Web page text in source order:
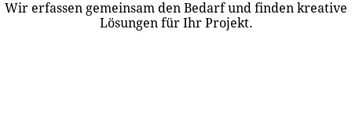
Wir erfassen gemeinsam den Bedarf und finden kreative
Lösungen für Ihr Projekt.